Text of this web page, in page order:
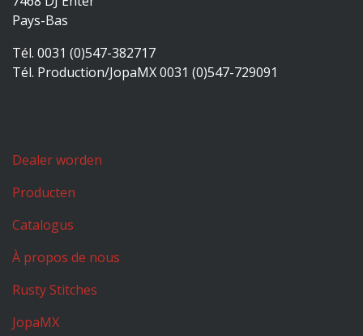
Pays-Bas
Tél. 0031 (0)547-382717
Tél. Production/JopaMX 0031 (0)547-729091
Dealer worden
Producten
Catalogus
À propos de nous
Rusty Stitches
JopaMX